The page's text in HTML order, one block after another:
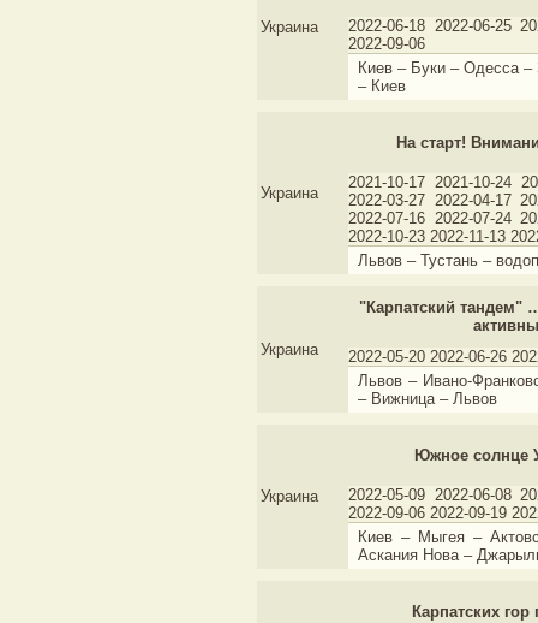
Украина
2022-06-18 2022-06-25
2022-09-06
Киев – Буки – Одесса –
– Киев
Украина
На старт!
2021-10-17 2021-10-24
2022-03-27 2022-04-17
2022-07-16 2022-07-24
2022-10-23 2022-11-13
Львов – Тустань –
Украина
"Карпатский тандем"
2022-05-20 2022-06-26
Львов – Ивано-
– Вижница – Львов
Украина
Южное солнце
2022-05-09 2022-06-08
2022-09-06 2022-09-19
Киев – Мыгея –
Аскания Нова –
Карпатских гор